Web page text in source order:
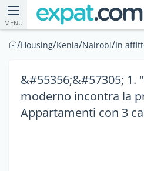
MENU
/Housing/Kenia/Nairobi/In
&#55356;&#57305;️ 1.
moderno incontra la
Appartamenti con 3